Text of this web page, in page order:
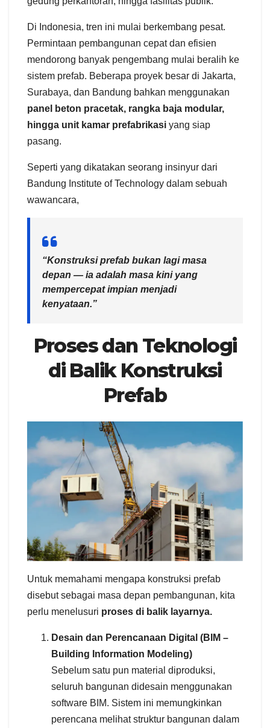
Di Indonesia, tren ini mulai berkembang pesat.
Permintaan pembangunan cepat dan efisien
mendorong banyak pengembang mulai beralih ke
sistem prefab. Beberapa proyek besar di Jakarta,
Surabaya, dan Bandung bahkan menggunakan
panel beton pracetak, rangka baja modular,
hingga unit kamar prefabrikasi yang siap
pasang.
Seperti yang dikatakan seorang insinyur dari
Bandung Institute of Technology dalam sebuah
wawancara,
“Konstruksi prefab bukan lagi masa
depan — ia adalah masa kini yang
mempercepat impian menjadi
kenyataan.”
Proses dan Teknologi
di Balik Konstruksi
Prefab
Untuk memahami mengapa konstruksi prefab
disebut sebagai masa depan pembangunan, kita
perlu menelusuri proses di balik layarnya.
Desain dan Perencanaan Digital (BIM –
Building Information Modeling)
Sebelum satu pun material diproduksi,
seluruh bangunan didesain menggunakan
software BIM. Sistem ini memungkinkan
perencana melihat struktur bangunan dalam